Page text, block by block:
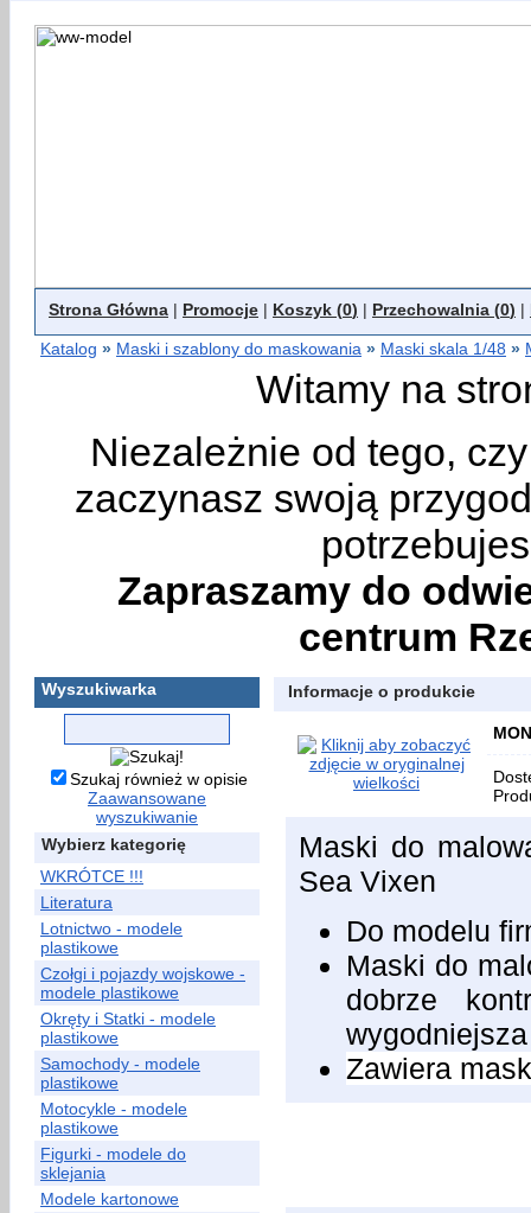
Strona Główna | Promocje | Koszyk (0) | Przechowalnia (0) |
Katalog » Maski i szablony do maskowania » Maski skala 1/48 »
Witamy na
Niezależnie od tego,
zaczynasz swoją
Zapraszamy do
centrum
Wyszukiwarka
Szukaj również w opisie
Zaawansowane
wyszukiwanie
Wybierz kategorię
WKRÓTCE !!!
Literatura
Lotnictwo - modele
plastikowe
Czołgi i pojazdy wojskowe -
modele plastikowe
Okręty i Statki - modele
plastikowe
Samochody - modele
plastikowe
Motocykle - modele
plastikowe
Figurki - modele do
sklejania
Modele kartonowe
Informacje o produkcie
Maski do
Sea Vixen
Do modelu
Maski do
dobrze
Zawiera